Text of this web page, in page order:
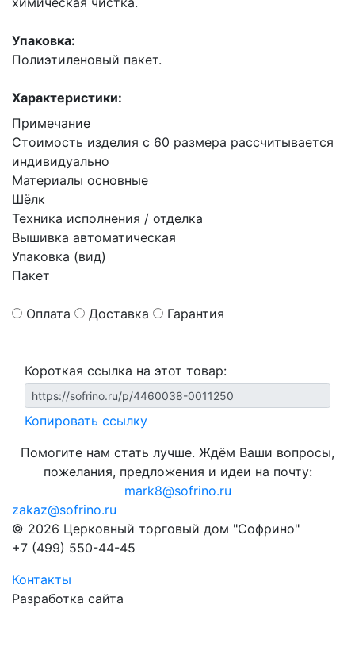
Упаковка:
Полиэтиленовый пакет.
Характеристики:
Примечание
Стоимость изделия с 60 размера рассчитывается
индивидуально
Материалы основные
Шёлк
Техника исполнения / отделка
Вышивка автоматическая
Упаковка (вид)
Пакет
Оплата Доставка Гарантия
Короткая ссылка на этот товар:
Копировать ссылку
Помогите нам стать лучше. Ждём Ваши вопросы,
пожелания, предложения и идеи на почту:
mark8@sofrino.ru
zakaz@sofrino.ru
© 2026 Церковный торговый дом "Софрино"
+7 (499) 550-44-45
Контакты
Разработка сайта